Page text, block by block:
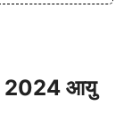
2024 आयु